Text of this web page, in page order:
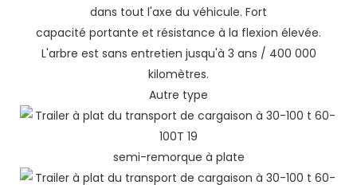
dans tout l'axe du véhicule. Fort
capacité portante et résistance à la flexion élevée.
L'arbre est sans entretien jusqu'à 3 ans / 400 000
kilomètres.
Autre type
semi-remorque à plate